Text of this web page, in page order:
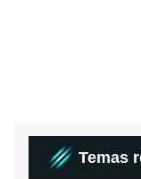
Temas